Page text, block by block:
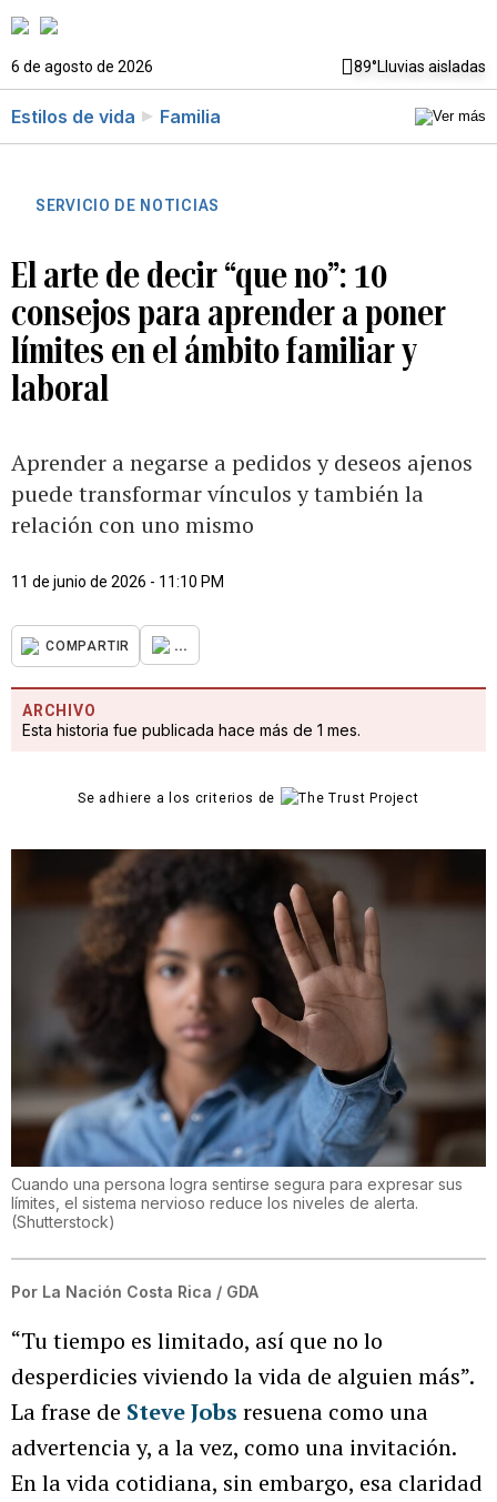
6 de agosto de 2026 89°Lluvias aisladas
Estilos de vida Familia
SERVICIO DE NOTICIAS
El arte de decir “que no”: 10
consejos para aprender a poner
límites en el ámbito familiar y
laboral
Aprender a negarse a pedidos y deseos ajenos
puede transformar vínculos y también la
relación con uno mismo
11 de junio de 2026 - 11:10 PM
COMPARTIR ...
ARCHIVO
Esta historia fue publicada hace más de 1 mes.
Se adhiere a los criterios de
Cuando una persona logra sentirse segura para expresar sus
límites, el sistema nervioso reduce los niveles de alerta.
(Shutterstock)
Por La Nación Costa Rica / GDA
“Tu tiempo es limitado, así que no lo
desperdicies viviendo la vida de alguien más”.
La frase de Steve Jobs resuena como una
advertencia y, a la vez, como una invitación.
En la vida cotidiana, sin embargo, esa claridad